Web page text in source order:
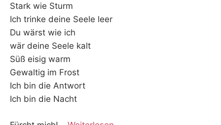
Stark wie Sturm
Ich trinke deine Seele leer
Du wärst wie ich
wär deine Seele kalt
Süß eisig warm
Gewaltig im Frost
Ich bin die Antwort
Ich bin die Nacht